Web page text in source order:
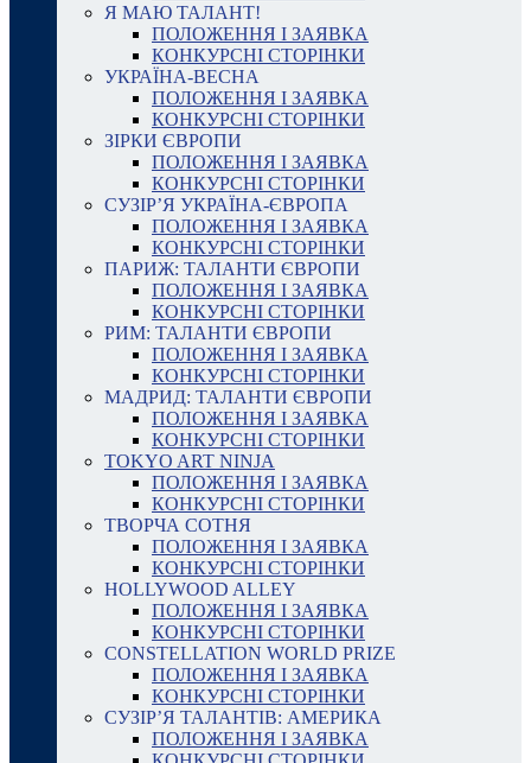
Я МАЮ ТАЛАНТ!
ПОЛОЖЕННЯ І ЗАЯВКА
КОНКУРСНІ СТОРІНКИ
УКРАЇНА-ВЕСНА
ПОЛОЖЕННЯ І ЗАЯВКА
КОНКУРСНІ СТОРІНКИ
ЗІРКИ ЄВРОПИ
ПОЛОЖЕННЯ І ЗАЯВКА
КОНКУРСНІ СТОРІНКИ
СУЗІР’Я УКРАЇНА-ЄВРОПА
ПОЛОЖЕННЯ І ЗАЯВКА
КОНКУРСНІ СТОРІНКИ
ПАРИЖ: ТАЛАНТИ ЄВРОПИ
ПОЛОЖЕННЯ І ЗАЯВКА
КОНКУРСНІ СТОРІНКИ
РИМ: ТАЛАНТИ ЄВРОПИ
ПОЛОЖЕННЯ І ЗАЯВКА
КОНКУРСНІ СТОРІНКИ
МАДРИД: ТАЛАНТИ ЄВРОПИ
ПОЛОЖЕННЯ І ЗАЯВКА
КОНКУРСНІ СТОРІНКИ
TOKYO ART NINJA
ПОЛОЖЕННЯ І ЗАЯВКА
КОНКУРСНІ СТОРІНКИ
ТВОРЧА СОТНЯ
ПОЛОЖЕННЯ І ЗАЯВКА
КОНКУРСНІ СТОРІНКИ
HOLLYWOOD ALLEY
ПОЛОЖЕННЯ І ЗАЯВКА
КОНКУРСНІ СТОРІНКИ
CONSTELLATION WORLD PRIZE
ПОЛОЖЕННЯ І ЗАЯВКА
КОНКУРСНІ СТОРІНКИ
СУЗІР’Я ТАЛАНТІВ: АМЕРИКА
ПОЛОЖЕННЯ І ЗАЯВКА